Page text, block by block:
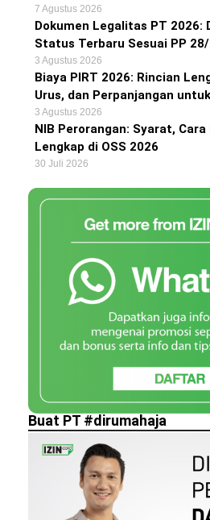
7 Agustus 2026
Dokumen Legalitas PT 2026:
Status Terbaru Sesuai PP
3 Agustus 2026
Biaya PIRT 2026: Rincian
Urus, dan Perpanjangan
3 Agustus 2026
NIB Perorangan: Syarat,
Lengkap di OSS 2026
30 Juli 2026
Buat PT #dirumahaja